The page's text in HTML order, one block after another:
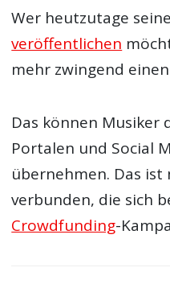
Wer heutzutage
veröffentlichen
mehr zwingend
Das können Musiker
Portalen und Social
übernehmen. Das
verbunden, die sich
Crowdfunding-